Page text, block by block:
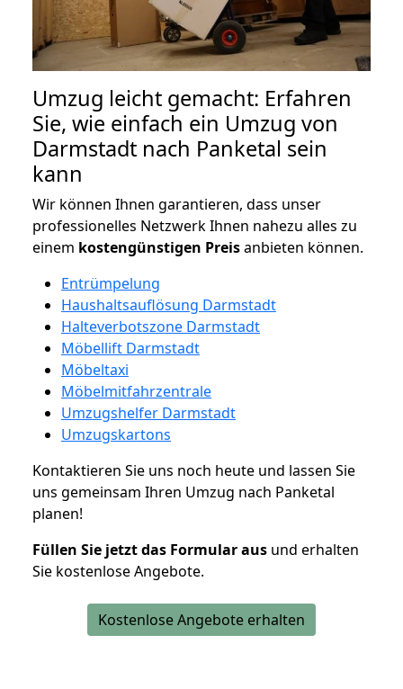
Umzug leicht gemacht: Erfahren
Sie, wie einfach ein Umzug von
Darmstadt nach Panketal sein
kann
Wir können Ihnen garantieren, dass unser
professionelles Netzwerk Ihnen nahezu alles zu
einem kostengünstigen Preisanbieten können.
Entrümpelung
Haushaltsauflösung Darmstadt
Halteverbotszone Darmstadt
Möbellift Darmstadt
Möbeltaxi
Möbelmitfahrzentrale
Umzugshelfer Darmstadt
Umzugskartons
Kontaktieren Sie uns noch heute und lassen Sie
uns gemeinsam Ihren Umzug nach Panketal
planen!
Füllen Sie jetzt das Formular aus und erhalten
Sie kostenlose Angebote.
Kostenlose Angebote erhalten